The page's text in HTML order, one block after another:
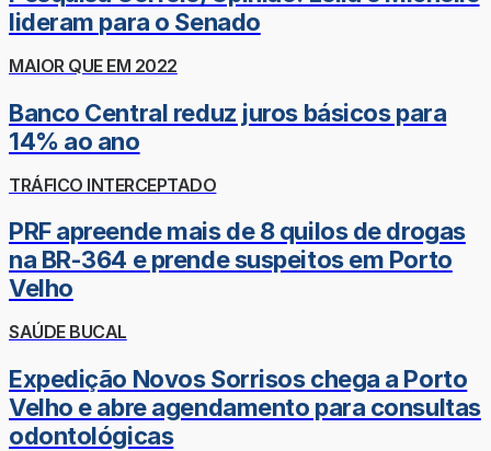
lideram para o Senado
MAIOR QUE EM 2022
Banco Central reduz juros básicos para
14% ao ano
TRÁFICO INTERCEPTADO
PRF apreende mais de 8 quilos de drogas
na BR-364 e prende suspeitos em Porto
Velho
SAÚDE BUCAL
Expedição Novos Sorrisos chega a Porto
Velho e abre agendamento para consultas
odontológicas